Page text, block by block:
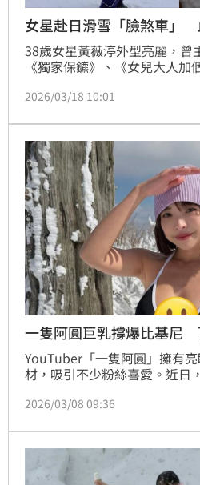
女星赴日滑雪「臉煞車」
38歲女星黃薇渟外型亮麗，曾
《獨家保鑣》、《女兒大人
黃薇渟，因為控制滑雪板技術
2026/03/18 10:01
一隻阿圓巨乳撐爆比基尼
YouTuber「一隻阿圓」擁有
材，吸引不少粉絲喜愛。近日
蔡佩伶報導
2026/03/08 09:36